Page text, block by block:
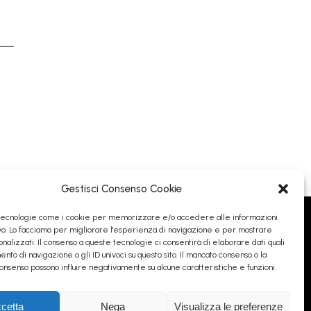
Gestisci Consenso Cookie
come i cookie per memorizzare e/o accedere alle informazioni
Lo facciamo per migliorare l'esperienza di navigazione e per mostrare
Il consenso a queste tecnologie ci consentirà di elaborare dati quali
di navigazione o gli ID univoci su questo sito. Il mancato consenso o la
possono influire negativamente su alcune caratteristiche e funzioni.
Nega Visualizza le preferenze